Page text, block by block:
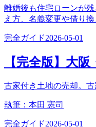
離婚後も住宅ローンが
え方、名義変更や借り
完全ガイド2026-05-01
【完全版】大
古家付き土地の売却。
執筆： 本田 憲司
完全ガイド2026-05-01